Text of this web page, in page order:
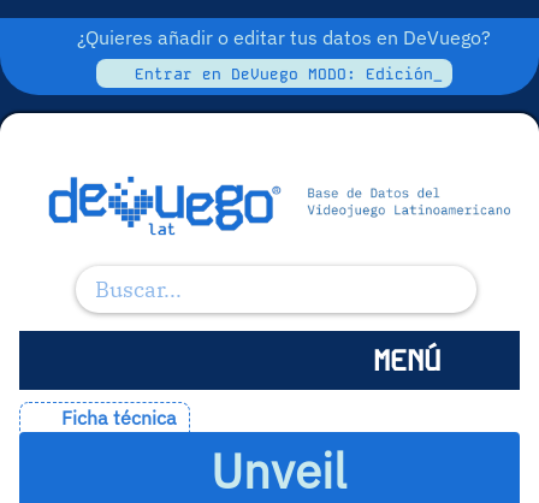
¿Quieres añadir o editar tus datos en DeVuego?
Entrar en DeVuego MODO: Edición_
MENÚ
Ficha técnica
Unveil